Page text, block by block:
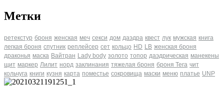
Метки
ретекстур броня женская меч секси дом даэдра квест лук мужская книга
легкая броня спутник реплейсер сет кольцо HD LB женская броня
драконья маска Вайтран Lady body золото топор даэдрическая манекены
щит маркер Лилит норд заклинания тяжелая броня броня Tera чит
кольчуга книги кузня карта поместье сокровища маски меню платье UNP